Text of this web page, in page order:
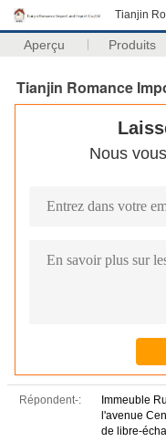
Tianjin
Aperçu Produits
Tianjin Romance
Nous
Répondent-:
Immeuble
l'avenue
de libre-